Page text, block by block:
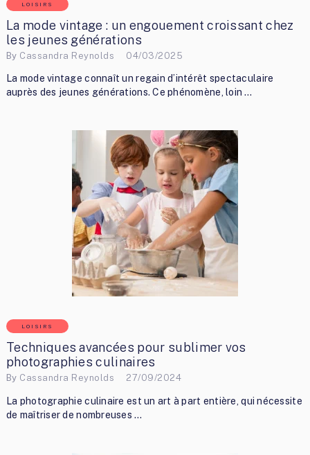
LOISIRS
La mode vintage : un engouement croissant chez
les jeunes générations
By Cassandra Reynolds 04/03/2025
La mode vintage connaît un regain d’intérêt spectaculaire
auprès des jeunes générations. Ce phénomène, loin …
LOISIRS
Techniques avancées pour sublimer vos
photographies culinaires
By Cassandra Reynolds 27/09/2024
La photographie culinaire est un art à part entière, qui nécessite
de maîtriser de nombreuses …